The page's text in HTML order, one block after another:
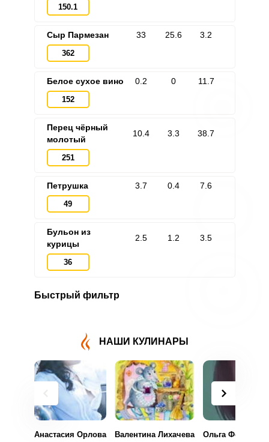
150.1
Сыр Пармезан
362
33 25.6 3.2
Белое сухое вино
152
0.2 0 11.7
Перец чёрный
молотый
251
10.4 3.3 38.7
Петрушка
49
3.7 0.4 7.6
Бульон из
курицы
36
2.5 1.2 3.5
Быстрый фильтр
НАШИ КУЛИНАРЫ
Анастасия Орлова Валентина Лихачева Ольга